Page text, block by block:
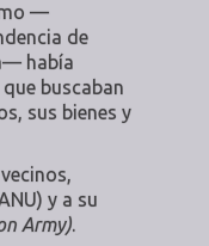
—
de
había
buscaban
sus bienes y
y a su
Army).